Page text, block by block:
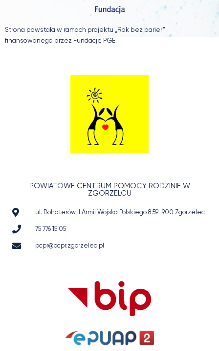
Strona powstała w ramach projektu „Rok bez barier”
finansowanego przez Fundację PGE.
POWIATOWE CENTRUM POMOCY RODZINIE W
ZGORZELCU
ul. Bohaterów II Armii Wojska Polskiego 8 59-900 Zgorzelec
75 776 15 05
pcpr@pcpr.zgorzelec.pl